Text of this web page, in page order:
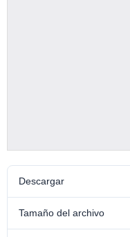
Descargar
Tamaño del archivo